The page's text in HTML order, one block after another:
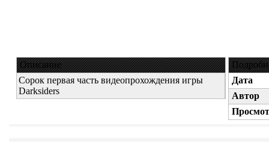
Описание
Сорок первая часть видеопрохождения игры
Darksiders
Дата
Автор